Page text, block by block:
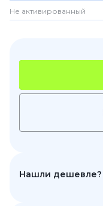
Не активированный
Нашли дешевле?